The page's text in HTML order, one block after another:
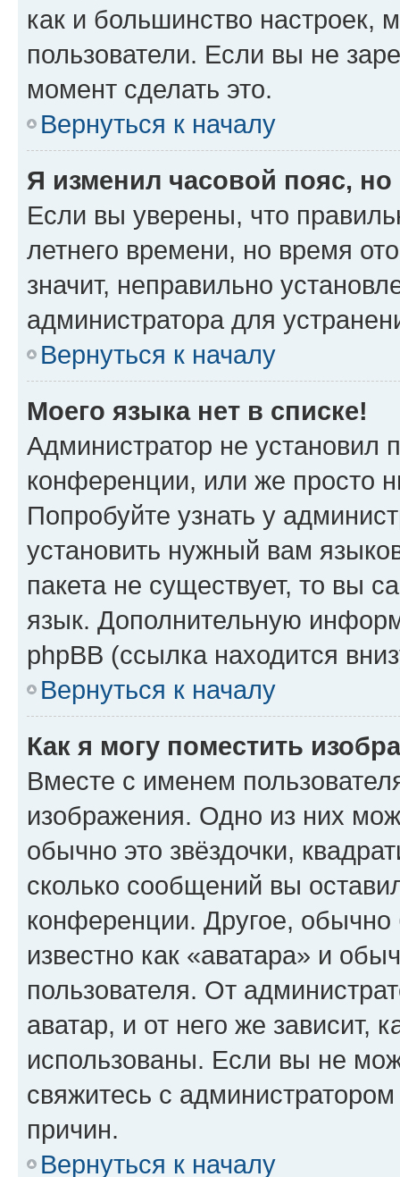
как и большинство настроек,
пользователи. Если вы не
момент сделать это.
Вернуться к началу
Я изменил часовой пояс,
Если вы уверены, что
летнего времени, но время
значит, неправильно
администратора для
Вернуться к началу
Моего языка нет в списке!
Администратор не установил
конференции, или же просто
Попробуйте узнать у
установить нужный вам
пакета не существует, то вы
язык. Дополнительную
phpBB (ссылка находится
Вернуться к началу
Как я могу поместить
Вместе с именем
изображения. Одно из них
обычно это звёздочки,
сколько сообщений вы
конференции. Другое,
известно как «аватара» и
пользователя. От
аватар, и от него же зависит,
использованы. Если вы не
свяжитесь с
причин.
Вернуться к началу